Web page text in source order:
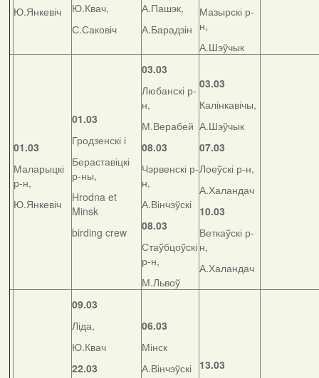
Ю.Янкевіч
Ю.Квач,
С.Саковіч
А.Пашэк,
А.Барадзін
Мазырскі р-
н,
А.Шэўчык
01.03
Маларыцкі
р-н,
Ю.Янкевіч
01.03
Гродзенскі і
Бераставіцкі
р-ны,
Hrodna et
Minsk
birding crew
03.03
Любанскі р-
н,
М.Верабей
08.03
Чэрвенскі р-
н,
А.Вінчэўскі
08.03
Стаўбцоўскі
р-н,
М.Львоў
03.03
Калінкавічы,
А.Шэўчык
07.03
Лоеўскі р-н,
А.Халандач
10.03
Веткаўскі р-
н,
А.Халандач
09.03
Ліда,
Ю.Квач
22.03
06.03
Мінск
А.Вінчэўскі
13.03